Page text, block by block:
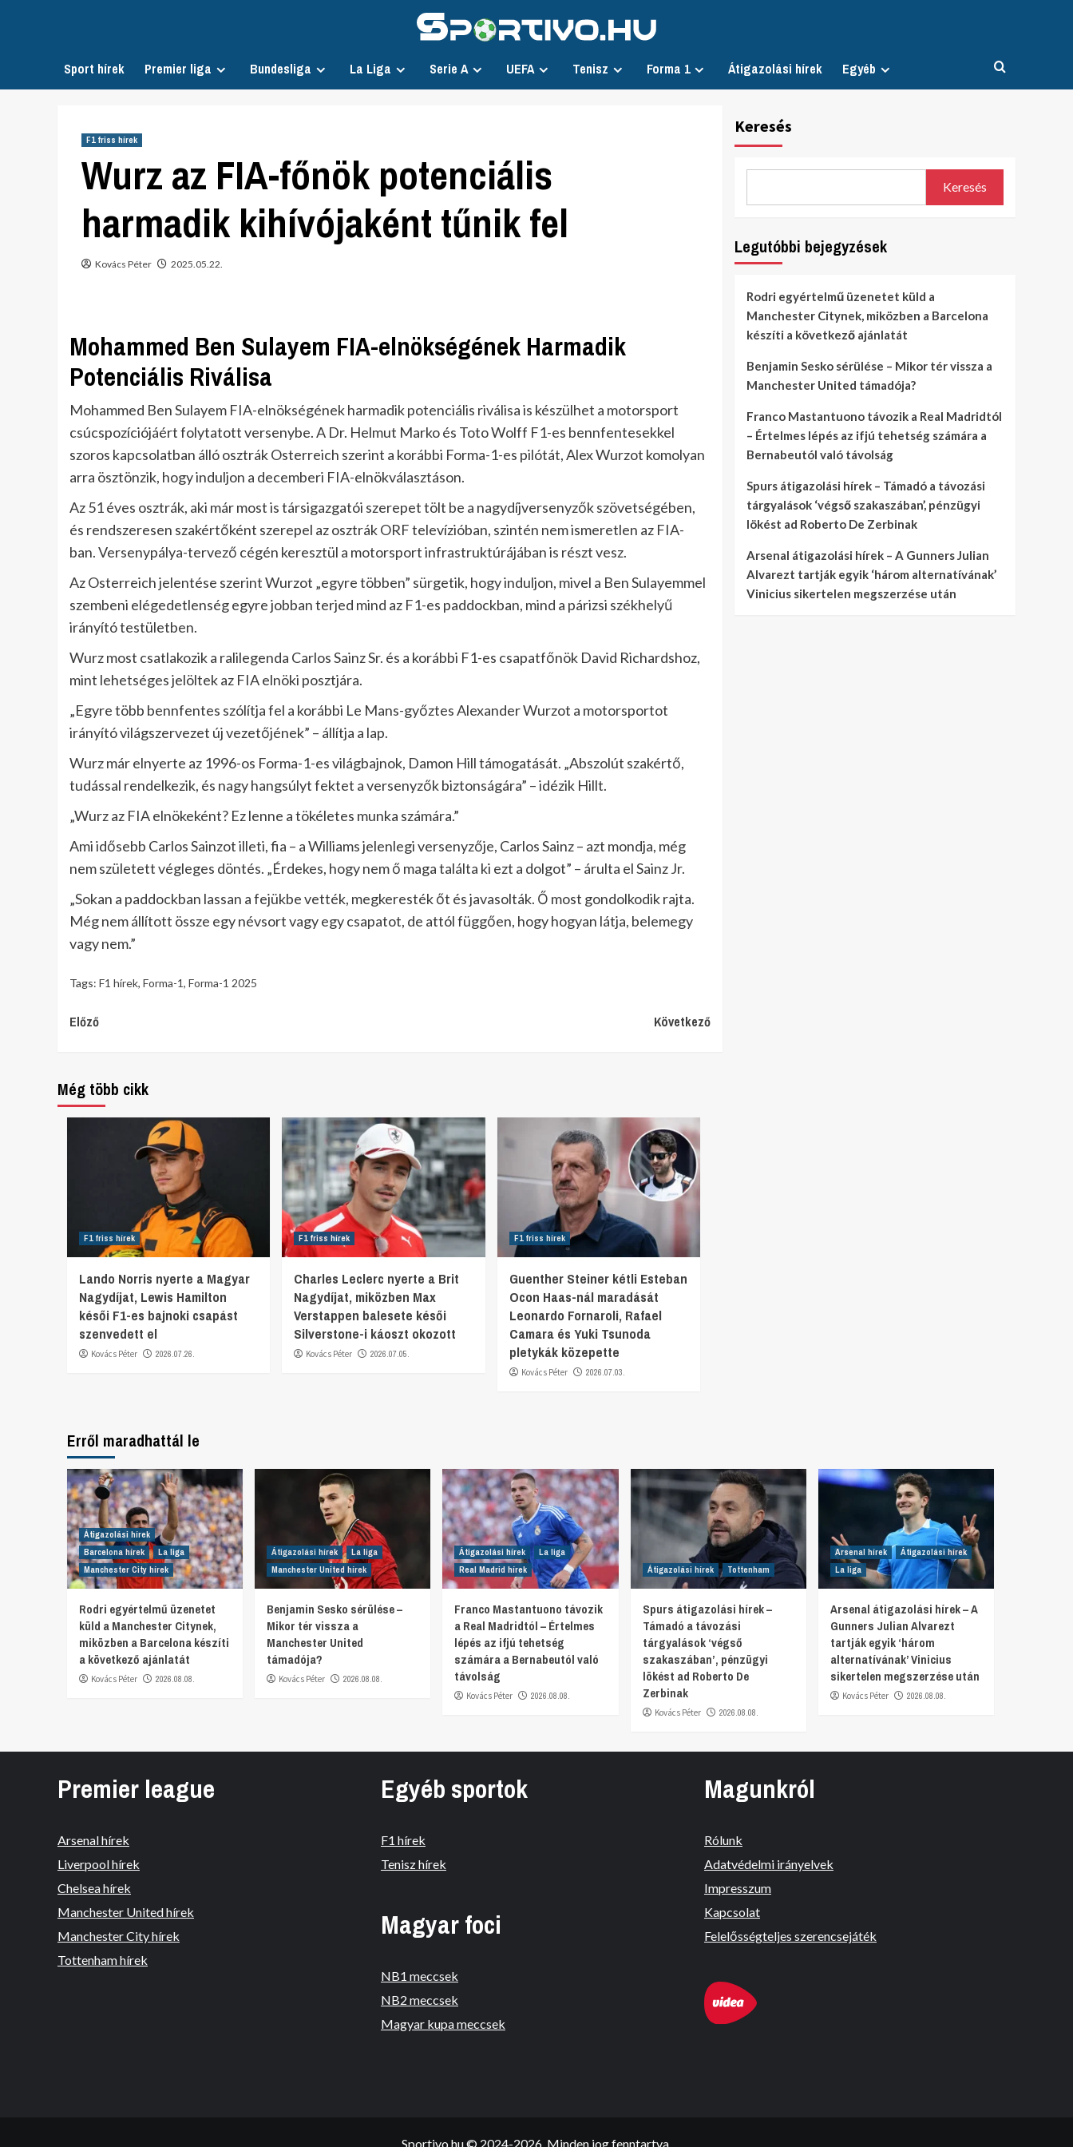
Sport hírek Premier liga Bundesliga La Liga Serie A UEFA Tenisz Forma 1 Átigazolási hírek Egyéb
F1 friss hírek
Wurz az FIA-főnök potenciális
harmadik kihívójaként tűnik fel
Kovács Péter 2025.05.22.
Mohammed Ben Sulayem FIA-elnökségének Harmadik
Potenciális Riválisa
Mohammed Ben Sulayem FIA-elnökségének harmadik potenciális riválisa is készülhet a motorsport
csúcspozíciójáért folytatott versenybe. A Dr. Helmut Marko és Toto Wolff F1-es bennfentesekkel
szoros kapcsolatban álló osztrák Osterreich szerint a korábbi Forma-1-es pilótát, Alex Wurzot komolyan
arra ösztönzik, hogy induljon a decemberi FIA-elnökválasztáson.
Az 51 éves osztrák, aki már most is társigazgatói szerepet tölt be a nagydíjversenyzők szövetségében,
és rendszeresen szakértőként szerepel az osztrák ORF televízióban, szintén nem ismeretlen az FIA-
ban. Versenypálya-tervező cégén keresztül a motorsport infrastruktúrájában is részt vesz.
Az Osterreich jelentése szerint Wurzot „egyre többen” sürgetik, hogy induljon, mivel a Ben Sulayemmel
szembeni elégedetlenség egyre jobban terjed mind az F1-es paddockban, mind a párizsi székhelyű
irányító testületben.
Wurz most csatlakozik a ralilegenda Carlos Sainz Sr. és a korábbi F1-es csapatfőnök David Richardshoz,
mint lehetséges jelöltek az FIA elnöki posztjára.
„Egyre több bennfentes szólítja fel a korábbi Le Mans-győztes Alexander Wurzot a motorsportot
irányító világszervezet új vezetőjének” – állítja a lap.
Wurz már elnyerte az 1996-os Forma-1-es világbajnok, Damon Hill támogatását. „Abszolút szakértő,
tudással rendelkezik, és nagy hangsúlyt fektet a versenyzők biztonságára” – idézik Hillt.
„Wurz az FIA elnökeként? Ez lenne a tökéletes munka számára.”
Ami idősebb Carlos Sainzot illeti, fia – a Williams jelenlegi versenyzője, Carlos Sainz – azt mondja, még
nem született végleges döntés. „Érdekes, hogy nem ő maga találta ki ezt a dolgot” – árulta el Sainz Jr.
„Sokan a paddockban lassan a fejükbe vették, megkeresték őt és javasolták. Ő most gondolkodik rajta.
Még nem állított össze egy névsort vagy egy csapatot, de attól függően, hogy hogyan látja, belemegy
vagy nem.”
Tags: F1 hírek, Forma-1, Forma-1 2025
Continue
Előző Következő
Még több cikk
F1 friss hírek
Lando Norris nyerte a Magyar
Nagydíjat, Lewis Hamilton
késői F1-es bajnoki csapást
szenvedett el
Kovács Péter 2026.07.26.
F1 friss hírek
Charles Leclerc nyerte a Brit
Nagydíjat, miközben Max
Verstappen balesete késői
Silverstone-i káoszt okozott
Kovács Péter 2026.07.05.
F1 friss hírek
Guenther Steiner kétli Esteban
Ocon Haas-nál maradását
Leonardo Fornaroli, Rafael
Camara és Yuki Tsunoda
pletykák közepette
Kovács Péter 2026.07.03.
Keresés
Keresés
Legutóbbi bejegyzések
Rodri egyértelmű üzenetet küld a
Manchester Citynek, miközben a Barcelona
készíti a következő ajánlatát
Benjamin Sesko sérülése – Mikor tér vissza a
Manchester United támadója?
Franco Mastantuono távozik a Real Madridtól
– Értelmes lépés az ifjú tehetség számára a
Bernabeutól való távolság
Spurs átigazolási hírek – Támadó a távozási
tárgyalások ‘végső szakaszában’, pénzügyi
lökést ad Roberto De Zerbinak
Arsenal átigazolási hírek – A Gunners Julian
Alvarezt tartják egyik ‘három alternatívának’
Vinicius sikertelen megszerzése után
Erről maradhattál le
Átigazolási hírek
Barcelona hírek
La liga
Manchester City hírek
Rodri egyértelmű üzenetet
küld a Manchester Citynek,
miközben a Barcelona készíti
a következő ajánlatát
Kovács Péter 2026.08.08.
Átigazolási hírek
La liga
Manchester United hírek
Benjamin Sesko sérülése –
Mikor tér vissza a
Manchester United
támadója?
Kovács Péter 2026.08.08.
Átigazolási hírek
La liga
Real Madrid hírek
Franco Mastantuono távozik
a Real Madridtól – Értelmes
lépés az ifjú tehetség
számára a Bernabeutól való
távolság
Kovács Péter 2026.08.08.
Átigazolási hírek Tottenham
Spurs átigazolási hírek –
Támadó a távozási
tárgyalások ‘végső
szakaszában’, pénzügyi
lökést ad Roberto De
Zerbinak
Kovács Péter 2026.08.08.
Arsenal hírek
Átigazolási hírek
La liga
Arsenal átigazolási hírek – A
Gunners Julian Alvarezt
tartják egyik ‘három
alternatívának’ Vinicius
sikertelen megszerzése után
Kovács Péter 2026.08.08.
Premier league
Arsenal hírek
Liverpool hírek
Chelsea hírek
Manchester United hírek
Manchester City hírek
Tottenham hírek
Egyéb sportok
F1 hírek
Tenisz hírek
Magyar foci
NB1 meccsek
NB2 meccsek
Magyar kupa meccsek
Magunkról
Rólunk
Adatvédelmi irányelvek
Impresszum
Kapcsolat
Felelősségteljes szerencsejáték
Sportivo.hu © 2024-2026. Minden jog fenntartva.